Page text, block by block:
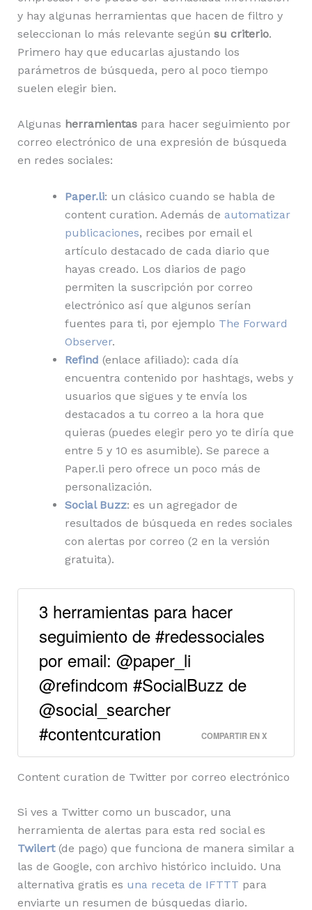
y hay algunas herramientas que hacen de filtro y
seleccionan lo más relevante según su criterio.
Primero hay que educarlas ajustando los
parámetros de búsqueda, pero al poco tiempo
suelen elegir bien.
Algunas herramientaspara hacer seguimiento por
correo electrónico de una expresión de búsqueda
en redes sociales:
Paper.li: un clásico cuando se habla de
content curation. Además de automatizar
publicaciones, recibes por email el
artículo destacado de cada diario que
hayas creado. Los diarios de pago
permiten la suscripción por correo
electrónico así que algunos serían
fuentes para ti, por ejemplo The Forward
Observer.
Refind (enlace afiliado): cada día
encuentra contenido por hashtags, webs y
usuarios que sigues y te envía los
destacados a tu correo a la hora que
quieras (puedes elegir pero yo te diría que
entre 5 y 10 es asumible). Se parece a
Paper.li pero ofrece un poco más de
personalización.
Social Buzz: es un agregador de
resultados de búsqueda en redes sociales
con alertas por correo (2 en la versión
gratuita).
3 herramientas para hacer
seguimiento de #redessociales
por email: @paper_li
@refindcom #SocialBuzz de
@social_searcher
#contentcuration
COMPARTIR EN X
Content curation de Twitter por correo electrónico
Si ves a Twitter como un buscador, una
herramienta de alertas para esta red social es
Twilert(de pago) que funciona de manera similar a
las de Google, con archivo histórico incluido. Una
alternativa gratis es una receta de IFTTT para
enviarte un resumen de búsquedas diario.